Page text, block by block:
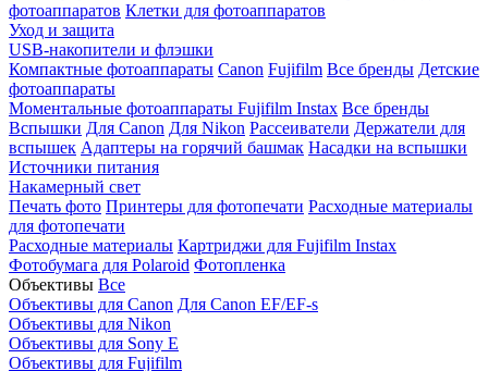
фотоаппаратов Клетки для фотоаппаратов
Уход и защита
USB-накопители и флэшки
Компактные фотоаппараты Canon Fujifilm Все бренды Детские
фотоаппараты
Моментальные фотоаппараты Fujifilm Instax Все бренды
Вспышки Для Canon Для Nikon Рассеиватели Держатели для
вспышек Адаптеры на горячий башмак Насадки на вспышки
Источники питания
Накамерный свет
Печать фото Принтеры для фотопечати Расходные материалы
для фотопечати
Расходные материалы Картриджи для Fujifilm Instax
Фотобумага для Polaroid Фотопленка
Объективы Все
Объективы для Canon Для Canon EF/EF-s
Объективы для Nikon
Объективы для Sony E
Объективы для Fujifilm